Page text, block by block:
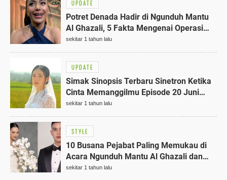
UPDATE
Potret Denada Hadir di Ngunduh Mantu
Al Ghazali, 5 Fakta Mengenai Operasi
Hidungnya yang Bikin Pangling!
sekitar 1 tahun lalu
UPDATE
Simak Sinopsis Terbaru Sinetron Ketika
Cinta Memanggilmu Episode 20 Juni
2023 Pukul 18.20 WIB di SCTV
sekitar 1 tahun lalu
STYLE
10 Busana Pejabat Paling Memukau di
Acara Ngunduh Mantu Al Ghazali dan
Alyssa Daguise
sekitar 1 tahun lalu